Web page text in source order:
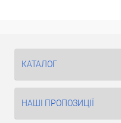
КАТАЛОГ
НАШІ ПРОПОЗИЦІЇ